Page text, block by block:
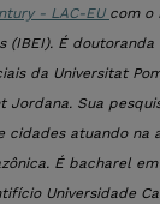
- LAC-EU com o
(IBEI). É
da Universitat
Jordana. Sua
cidades atuando na
É bacharel
Universidade